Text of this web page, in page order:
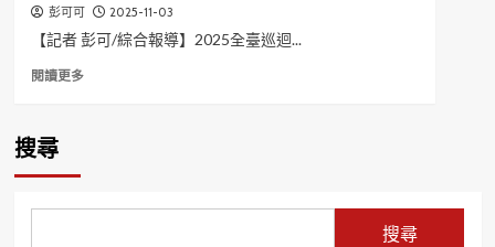
彭可可 2025-11-03
【記者 彭可/綜合報導】2025全臺巡迴...
閱讀更多Read
搜尋
搜尋